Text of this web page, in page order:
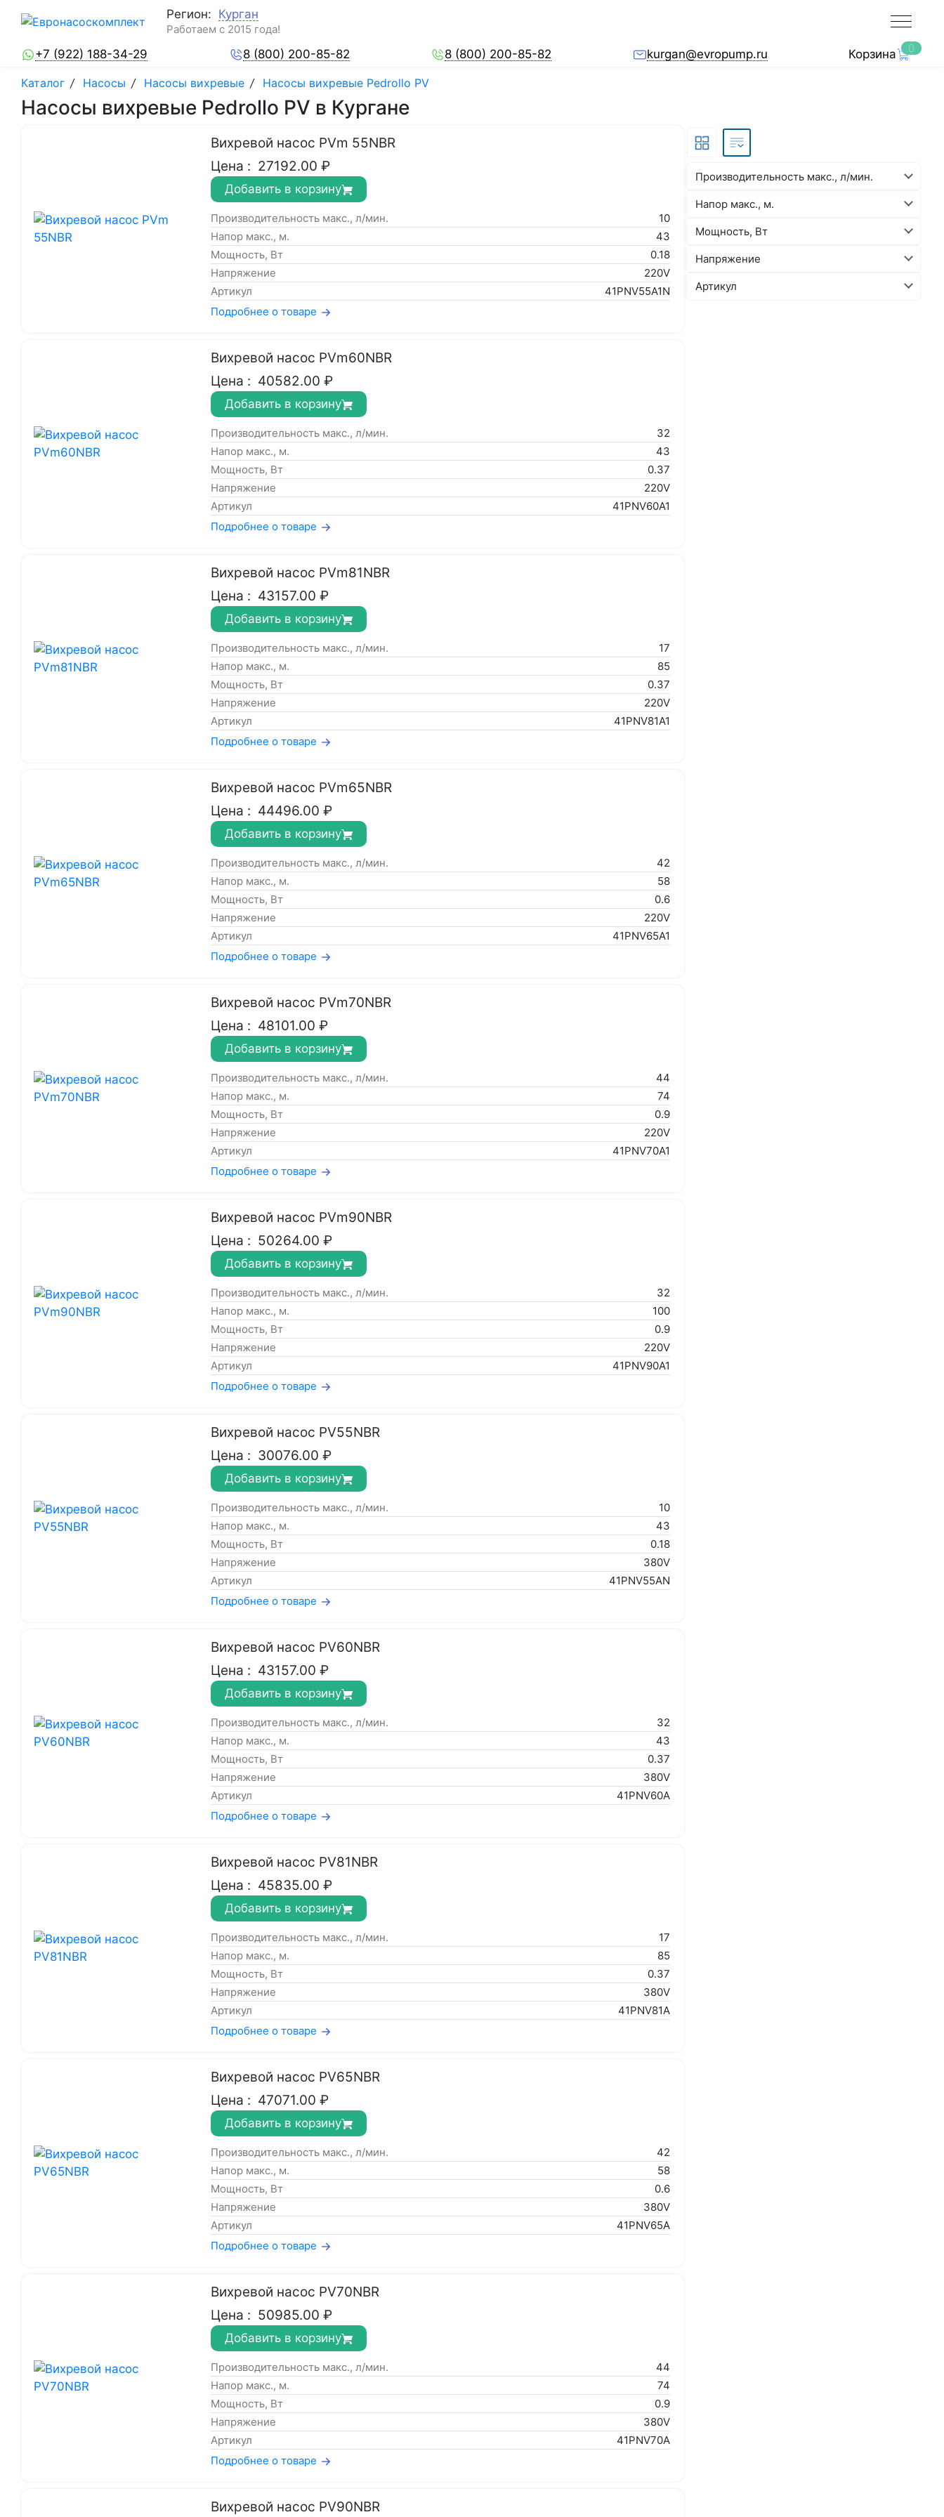
Регион: Курган
Работаем с 2015 года!
+7 (922) 188-34-29 8 (800) 200-85-82 8 (800) 200-85-82 kurgan@evropump.ru Корзина 0
Каталог / Насосы / Насосы вихревые / Насосы вихревые Pedrollo PV
Насосы вихревые Pedrollo PV в Кургане
Вихревой насос PVm 55NBR
Цена : 27192.00 ₽
Добавить в корзину
Производительность макс., л/мин.
10
Напор макс., м.
43
Мощность, Вт
0.18
Напряжение
220V
Артикул
41PNV55A1N
Подробнее о товаре
Вихревой насос PVm60NBR
Цена : 40582.00 ₽
Добавить в корзину
Производительность макс., л/мин.
32
Напор макс., м.
43
Мощность, Вт
0.37
Напряжение
220V
Артикул
41PNV60A1
Подробнее о товаре
Вихревой насос PVm81NBR
Цена : 43157.00 ₽
Добавить в корзину
Производительность макс., л/мин.
17
Напор макс., м.
85
Мощность, Вт
0.37
Напряжение
220V
Артикул
41PNV81A1
Подробнее о товаре
Вихревой насос PVm65NBR
Цена : 44496.00 ₽
Добавить в корзину
Производительность макс., л/мин.
42
Напор макс., м.
58
Мощность, Вт
0.6
Напряжение
220V
Артикул
41PNV65A1
Подробнее о товаре
Вихревой насос PVm70NBR
Цена : 48101.00 ₽
Добавить в корзину
Производительность макс., л/мин.
44
Напор макс., м.
74
Мощность, Вт
0.9
Напряжение
220V
Артикул
41PNV70A1
Подробнее о товаре
Вихревой насос PVm90NBR
Цена : 50264.00 ₽
Добавить в корзину
Производительность макс., л/мин.
32
Напор макс., м.
100
Мощность, Вт
0.9
Напряжение
220V
Артикул
41PNV90A1
Подробнее о товаре
Вихревой насос PV55NBR
Цена : 30076.00 ₽
Добавить в корзину
Производительность макс., л/мин.
10
Напор макс., м.
43
Мощность, Вт
0.18
Напряжение
380V
Артикул
41PNV55AN
Подробнее о товаре
Вихревой насос PV60NBR
Цена : 43157.00 ₽
Добавить в корзину
Производительность макс., л/мин.
32
Напор макс., м.
43
Мощность, Вт
0.37
Напряжение
380V
Артикул
41PNV60A
Подробнее о товаре
Вихревой насос PV81NBR
Цена : 45835.00 ₽
Добавить в корзину
Производительность макс., л/мин.
17
Напор макс., м.
85
Мощность, Вт
0.37
Напряжение
380V
Артикул
41PNV81A
Подробнее о товаре
Вихревой насос PV65NBR
Цена : 47071.00 ₽
Добавить в корзину
Производительность макс., л/мин.
42
Напор макс., м.
58
Мощность, Вт
0.6
Напряжение
380V
Артикул
41PNV65A
Подробнее о товаре
Вихревой насос PV70NBR
Цена : 50985.00 ₽
Добавить в корзину
Производительность макс., л/мин.
44
Напор макс., м.
74
Мощность, Вт
0.9
Напряжение
380V
Артикул
41PNV70A
Подробнее о товаре
Вихревой насос PV90NBR
Производительность макс., л/мин.
Напор макс., м.
Мощность, Вт
Напряжение
Артикул